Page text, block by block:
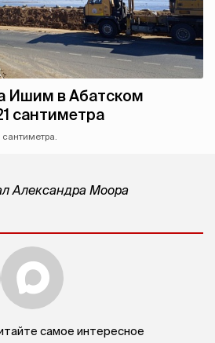
Ишим в Абатском
сантиметра
Александра Моора
самое интересное